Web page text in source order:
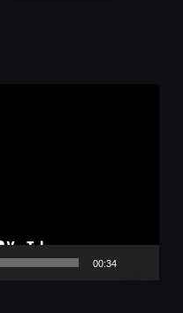
00:34